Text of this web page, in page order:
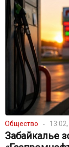
Общество
Забайкалье